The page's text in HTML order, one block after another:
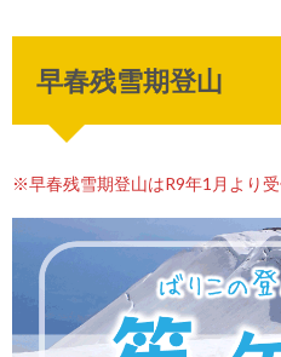
早春残雪期登山
※早春残雪期登山はR9年1月より受